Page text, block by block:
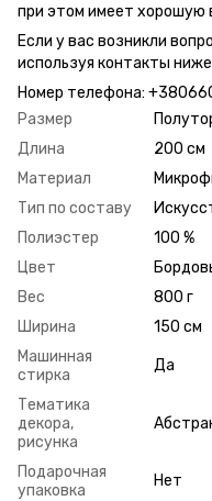
при этом имеет хорошую
Если у вас возникли
используя контакты
Номер телефона:
Размер
Длина
200 см
Материал
Тип по составу
Полиэстер
100 %
Цвет
Вес
800 г
Ширина
150 см
Машинная
стирка
Да
Тематика
декора,
рисунка
Подарочная
упаковка
Нет